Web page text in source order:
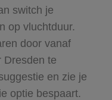
switch je
op vluchtduur.
door vanaf
Dresden te
en zie je
optie bespaart.